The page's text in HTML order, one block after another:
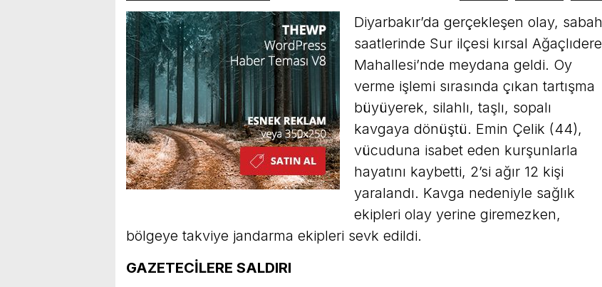
Diyarbakır’da gerçekleşen olay, sabah
saatlerinde Sur ilçesi kırsal Ağaçlıdere
Mahallesi’nde meydana geldi. Oy
verme işlemi sırasında çıkan tartışma
büyüyerek, silahlı, taşlı, sopalı
kavgaya dönüştü. Emin Çelik (44),
vücuduna isabet eden kurşunlarla
hayatını kaybetti, 2’si ağır 12 kişi
yaralandı. Kavga nedeniyle sağlık
ekipleri olay yerine giremezken,
bölgeye takviye jandarma ekipleri sevk edildi.
GAZETECİLERE SALDIRI